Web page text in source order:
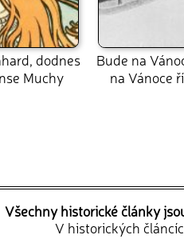
dodnes
Muchy
Bude na
na Vánoce
Všechny historické články
V historických